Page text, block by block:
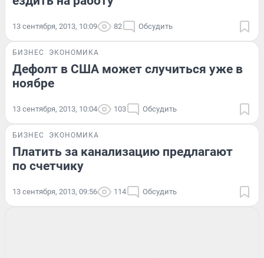
13 сентября, 2013, 10:09 82 Обсудить
БИЗНЕС ЭКОНОМИКА
Дефолт в США может случиться уже в
ноябре
13 сентября, 2013, 10:04 103 Обсудить
БИЗНЕС ЭКОНОМИКА
Платить за канализацию предлагают
по счетчику
13 сентября, 2013, 09:56 114 Обсудить